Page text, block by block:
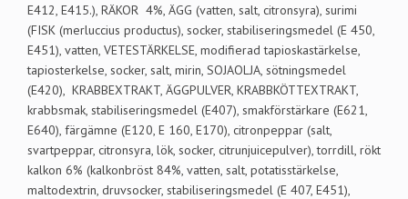
E412, E415.), RÄKOR 4%, ÄGG (vatten, salt, citronsyra), surimi
(FISK (merluccius productus), socker, stabiliseringsmedel (E 450,
E451), vatten, VETESTÄRKELSE, modifierad tapioskastärkelse,
tapiosterkelse, socker, salt, mirin, SOJAOLJA, sötningsmedel
(E420), KRABBEXTRAKT, ÄGGPULVER, KRABBKÖTTEXTRAKT,
krabbsmak, stabiliseringsmedel (E407), smakförstärkare (E621,
E640), färgämne (E120, E 160, E170), citronpeppar (salt,
svartpeppar, citronsyra, lök, socker, citrunjuicepulver), torrdill, rökt
kalkon 6% (kalkonbröst 84%, vatten, salt, potatisstärkelse,
maltodextrin, druvsocker, stabiliseringsmedel (E 407, E451),